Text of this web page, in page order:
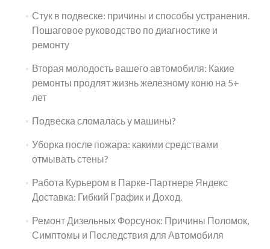
Стук в подвеске: причины и способы устранения.
Пошаговое руководство по диагностике и
ремонту
Вторая молодость вашего автомобиля: Какие
ремонты продлят жизнь железному коню на 5+
лет
Подвеска сломалась у машины?
Уборка после пожара: какими средствами
отмывать стены?
Работа Курьером в Парке-Партнере Яндекс
Доставка: Гибкий График и Доход.
Ремонт Дизельных Форсунок: Причины Поломок,
Симптомы и Последствия для Автомобиля